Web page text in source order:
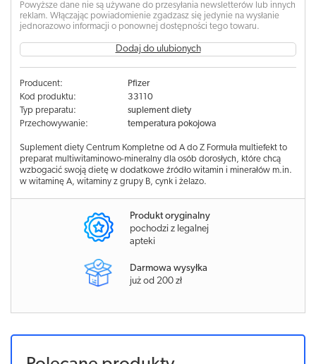
Powyższe dane nie są używane do przesyłania newsletterów lub innych
reklam. Włączając powiadomienie zgadzasz się jedynie na wysłanie
jednorazowo informacji o ponownej dostępności tego towaru.
Dodaj do ulubionych
Producent:
Pfizer
Kod produktu:
33110
Typ preparatu:
suplement diety
Przechowywanie:
temperatura pokojowa
Suplement diety Centrum Kompletne od A do Z Formuła multiefekt to
preparat multiwitaminowo-mineralny dla osób dorosłych, które chcą
wzbogacić swoją dietę w dodatkowe źródło witamin i minerałów m.in.
w witaminę A, witaminy z grupy B, cynk i żelazo.
Produkt oryginalny
pochodzi z legalnej
apteki
Darmowa wysyłka
już od 200 zł